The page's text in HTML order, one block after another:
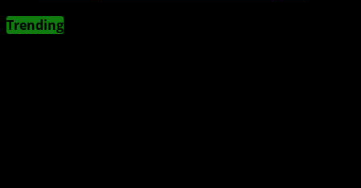
Trending